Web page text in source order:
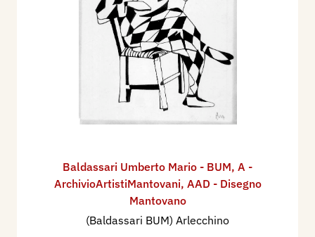
Baldassari Umberto Mario - BUM, A -
ArchivioArtistiMantovani, AAD - Disegno
Mantovano
(Baldassari BUM) Arlecchino